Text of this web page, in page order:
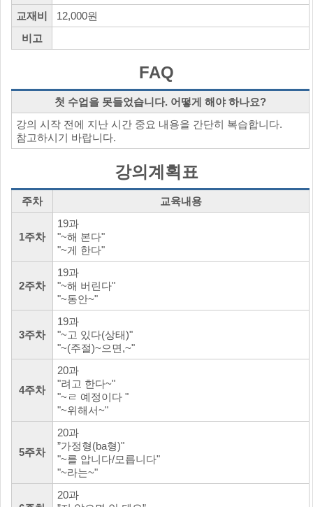
교재비
12,000원
비고
FAQ
첫 수업을 못들었습니다. 어떻게 해야 하나요?
강의 시작 전에 지난 시간 중요 내용을 간단히 복습합니다.
참고하시기 바랍니다.
강의계획표
주차 교육내용
1주차
19과
"~해 본다"
"~게 한다"
2주차
19과
"~해 버린다"
"~동안~"
3주차
19과
"~고 있다(상태)"
"~(주절)~으면,~"
4주차
20과
"려고 한다~"
"~ㄹ 예정이다 "
"~위해서~"
5주차
20과
”가정형(ba형)"
"~를 압니다/모릅니다"
"~라는~"
20과